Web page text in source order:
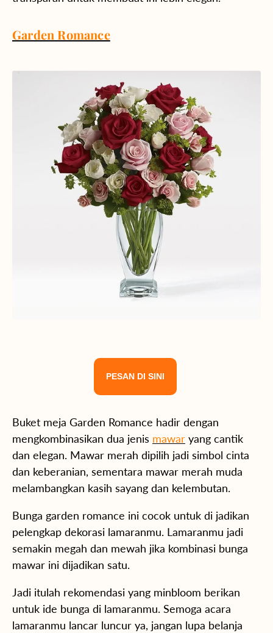
Garden Romance
PESAN DI SINI
Buket meja Garden Romance hadir dengan
mengkombinasikan dua jenis mawar yang cantik
dan elegan. Mawar merah dipilih jadi simbol cinta
dan keberanian, sementara mawar merah muda
melambangkan kasih sayang dan kelembutan.
Bunga garden romance ini cocok untuk di jadikan
pelengkap dekorasi lamaranmu. Lamaranmu jadi
semakin megah dan mewah jika kombinasi bunga
mawar ini dijadikan satu.
Jadi itulah rekomendasi yang minbloom berikan
untuk ide bunga di lamaranmu. Semoga acara
lamaranmu lancar luncur ya, jangan lupa belanja